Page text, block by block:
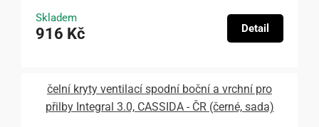
Skladem
916 Kč Detail
čelní kryty ventilací spodní boční a vrchní pro
přilby Integral 3.0, CASSIDA - ČR (černé, sada)